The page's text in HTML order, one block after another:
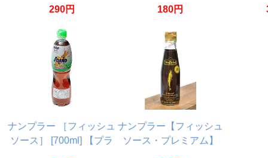
290円
180円
ナンプラー ［フィッシュ
ソース］ [700ml] 【プラ
ナンプラー【フィッシュ
ソース・プレミアム】